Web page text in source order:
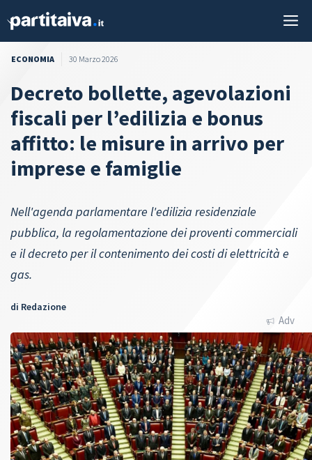
ECONOMIA 30 Marzo 2026
Decreto bollette, agevolazioni
fiscali per l’edilizia e bonus
affitto: le misure in arrivo per
imprese e famiglie
Nell'agenda parlamentare l'edilizia residenziale
pubblica, la regolamentazione dei proventi commerciali
e il decreto per il contenimento dei costi di elettricità e
gas.
di Redazione
Adv